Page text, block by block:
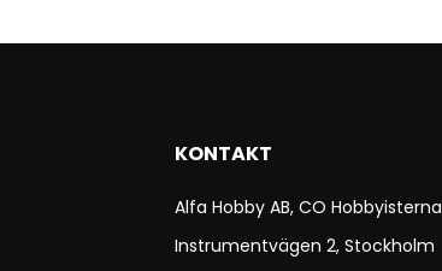
KONTAKT
Alfa Hobby AB, CO Hobbyisterna
Instrumentvägen 2, Stockholm